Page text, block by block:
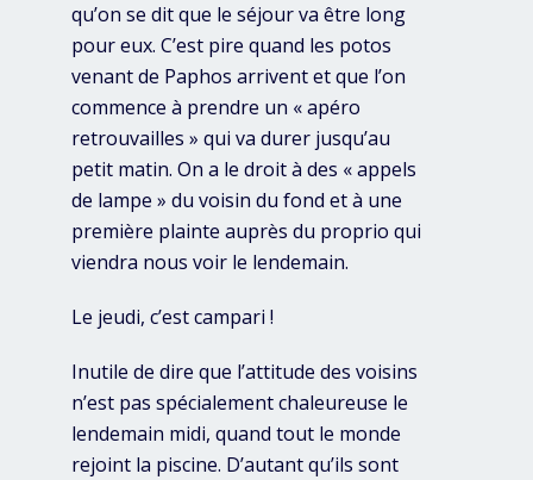
qu’on se dit que le séjour va être long
pour eux. C’est pire quand les potos
venant de Paphos arrivent et que l’on
commence à prendre un « apéro
retrouvailles » qui va durer jusqu’au
petit matin. On a le droit à des « appels
de lampe » du voisin du fond et à une
première plainte auprès du proprio qui
viendra nous voir le lendemain.
Le jeudi, c’est campari !
Inutile de dire que l’attitude des voisins
n’est pas spécialement chaleureuse le
lendemain midi, quand tout le monde
rejoint la piscine. D’autant qu’ils sont